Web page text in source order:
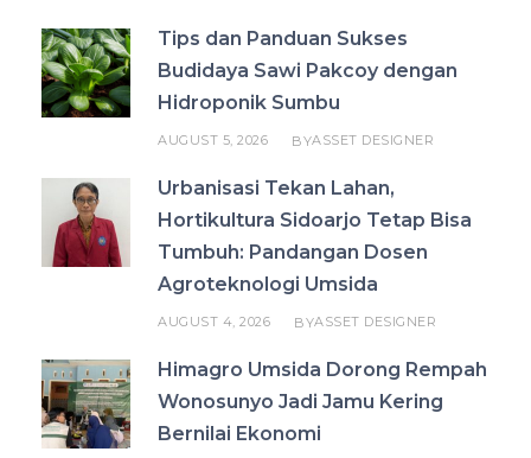
Tips dan Panduan Sukses
Budidaya Sawi Pakcoy dengan
Hidroponik Sumbu
AUGUST 5, 2026 BYASSET DESIGNER
Urbanisasi Tekan Lahan,
Hortikultura Sidoarjo Tetap Bisa
Tumbuh: Pandangan Dosen
Agroteknologi Umsida
AUGUST 4, 2026 BYASSET DESIGNER
Himagro Umsida Dorong Rempah
Wonosunyo Jadi Jamu Kering
Bernilai Ekonomi